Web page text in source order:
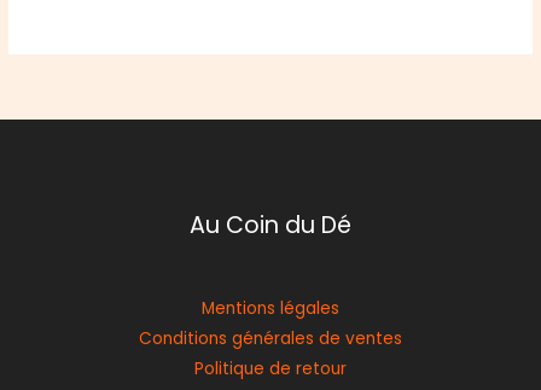
Au Coin du Dé
Mentions légales
Conditions générales de ventes
Politique de retour